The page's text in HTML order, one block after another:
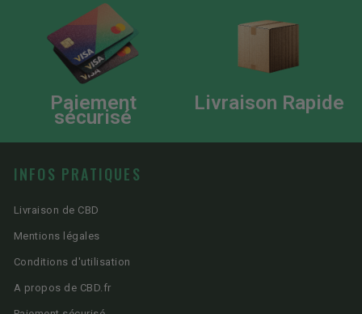
Paiement
sécurisé
Livraison Rapide
INFOS PRATIQUES
Livraison de CBD
Mentions légales
Conditions d'utilisation
A propos de CBD.fr